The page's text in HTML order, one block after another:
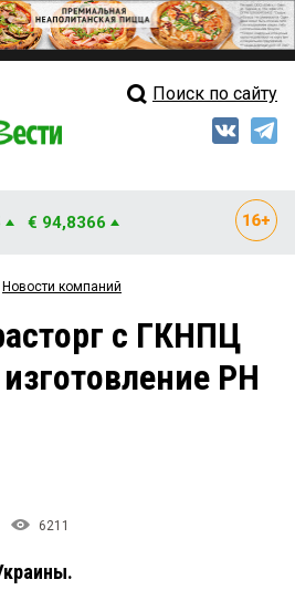
Свежий выпуск
Мнения
Рейтинги
Блоги
Поиск по сайту
€ 94,8366
Новости компаний
с ГКНПЦ
РН
6211